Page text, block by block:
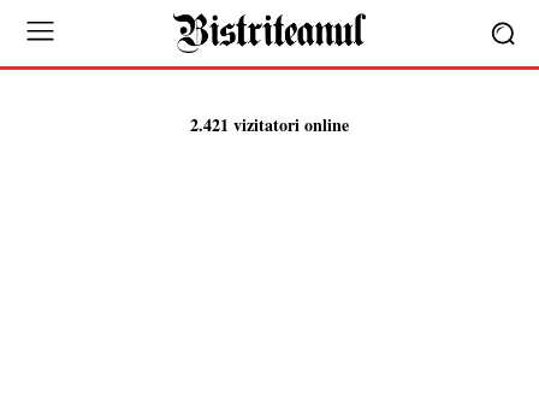
2.421 vizitatori online